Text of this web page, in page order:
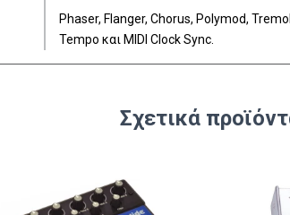
Phaser, Flanger, Chorus, Polymod,
Tempo και MIDI Clock Sync.
Σχετικά